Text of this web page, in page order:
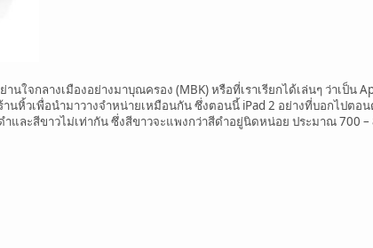
ใจกลางเมืองอย่างมาบุณครอง (MBK) หรือที่เราเรียกได้เล่นๆ ว่าเป็น
นหิ้วเพื่อนำมาวางจำหน่ายเหมือนกัน ซึ่งตอนนี้ iPad 2 อย่างที่บอกไปตอ
และสีขาวไม่เท่ากัน ซึ่งสีขาวจะแพงกว่าสีดำอยู่นิดหน่อย ประมาณ 700